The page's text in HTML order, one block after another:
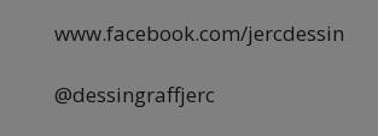
www.facebook.com/jercdessin
@dessingraffjerc